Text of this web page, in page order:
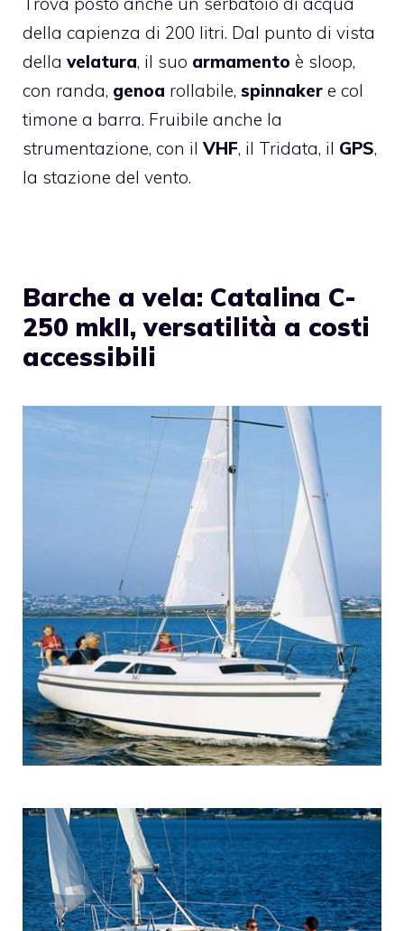
della capienza di 200 litri. Dal punto di vista
della velatura, il suo armamento è sloop,
con randa, genoa rollabile, spinnaker e col
timone a barra. Fruibile anche la
strumentazione, con ilVHF, il Tridata, il GPS,
la stazione del vento.
Barche a vela: Catalina C-
250 mkII, versatilità a costi
accessibili